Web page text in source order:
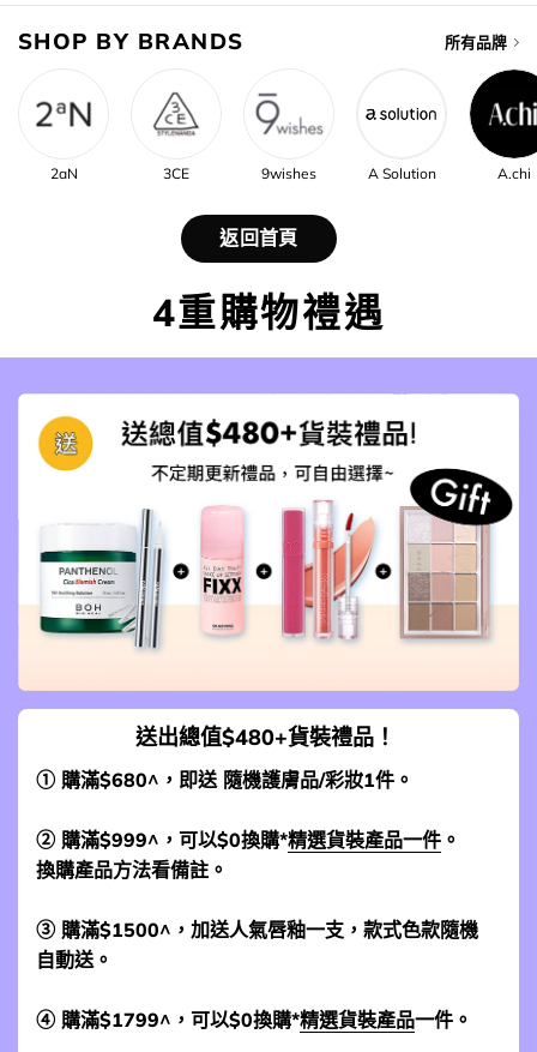
SHOP BY BRANDS 所有品牌
2aN 3CE 9wishes A Solution A.chi
返回首頁
4重購物禮遇
送出總值$480+貨裝禮品！
① 購滿$680^，即送 隨機護膚品/彩妝1件。
② 購滿$999^，可以$0換購*精選貨裝產品一件 。
換購產品方法看備註。
③ 購滿$1500^，加送人氣唇釉一支，款式色款隨機
自動送。
④ 購滿$1799^，可以$0換購*精選貨裝產品一件。